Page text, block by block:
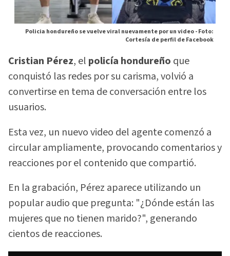
Policia hondureño se vuelve viral nuevamente por un video -Foto:
Cortesía de perfil de Facebook
Cristian Pérez, el policía hondureño que
conquistó las redes por su carisma, volvió a
convertirse en tema de conversación entre los
usuarios.
Esta vez, un nuevo video del agente comenzó a
circular ampliamente, provocando comentarios y
reacciones por el contenido que compartió.
En la grabación, Pérez aparece utilizando un
popular audio que pregunta: "¿Dónde están las
mujeres que no tienen marido?", generando
cientos de reacciones.